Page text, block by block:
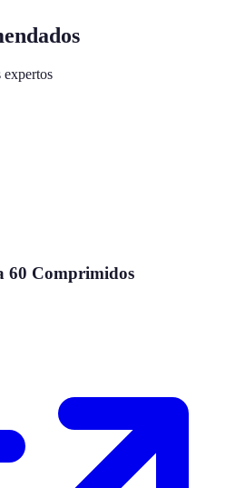
expertos
60 Comprimidos